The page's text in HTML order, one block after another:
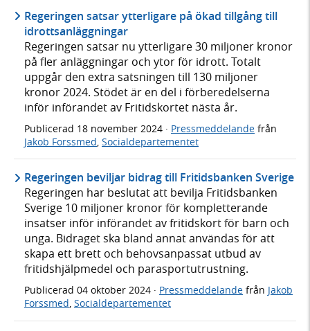
Regeringen satsar ytterligare på ökad tillgång till
idrottsanläggningar
Regeringen satsar nu ytterligare 30 miljoner kronor
på fler anläggningar och ytor för idrott. Totalt
uppgår den extra satsningen till 130 miljoner
kronor 2024. Stödet är en del i förberedelserna
inför införandet av Fritidskortet nästa år.
Publicerad 18 november 2024 · Pressmeddelande från
Jakob Forssmed Socialdepartementet
Regeringen beviljar bidrag till Fritidsbanken Sverige
Regeringen har beslutat att bevilja Fritidsbanken
Sverige 10 miljoner kronor för kompletterande
insatser inför införandet av fritidskort för barn och
unga. Bidraget ska bland annat användas för att
skapa ett brett och behovsanpassat utbud av
fritidshjälpmedel och parasportutrustning.
Publicerad 04 oktober 2024 · Pressmeddelande från Jakob
Forssmed, Socialdepartementet